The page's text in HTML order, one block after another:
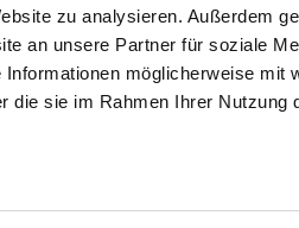
zu analysieren. Außerdem
an unsere Partner für soziale
möglicherweise mit
die sie im Rahmen Ihrer Nutzung